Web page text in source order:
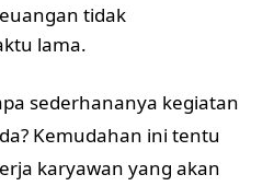
tidak
lama.
sederhananya kegiatan
Kemudahan ini tentu
karyawan yang akan